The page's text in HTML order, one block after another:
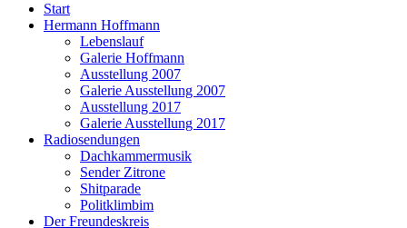
Start
Hermann Hoffmann
Lebenslauf
Galerie Hoffmann
Ausstellung 2007
Galerie Ausstellung 2007
Ausstellung 2017
Galerie Ausstellung 2017
Radiosendungen
Dachkammermusik
Sender Zitrone
Shitparade
Politklimbim
Der Freundeskreis